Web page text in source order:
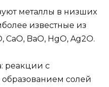
металлы в низших
известные из
CaO, BaO, HgO, Ag2O.
реакции с
солей